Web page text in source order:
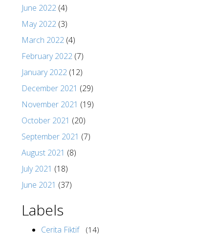
June 2022 (4)
May 2022 (3)
March 2022 (4)
February 2022 (7)
January 2022 (12)
December 2021 (29)
November 2021 (19)
October 2021 (20)
September 2021 (7)
August 2021 (8)
July 2021 (18)
June 2021 (37)
Labels
Cerita Fiktif (14)